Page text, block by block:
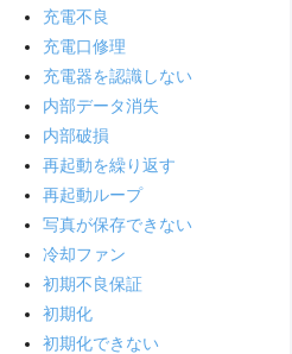
充電不良
充電口修理
充電器を認識しない
内部データ消失
内部破損
再起動を繰り返す
再起動ループ
写真が保存できない
冷却ファン
初期不良保証
初期化
初期化できない